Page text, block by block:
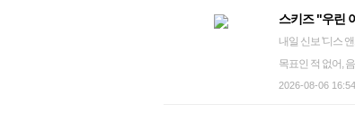
한 계기는 밥이었
는 사람을 떠올렸
요. 그분들의 삶
있던 홍천군이었
서 열리며, 개막작
서울영화센터에서 열린
보인다. EIDF의 유일한 경쟁 섹션 '페스티벌 초이스'에는 예년보다 확대된 12편이 예심을 거쳐 초청됐
다. 올해는 '이미지의 진실성'이라는 담론을 화두로 던진다. 인공지능(AI) 기술의 발전 속에서 다큐멘터
는다. 다만 실제
령한 혐의도 받는
난해 12월 이들
다. 이후 같은 달
스키즈 "우린
내일 신보 '디스
목표인 적 없어, 음악에 집중" 스트레이 키즈 미니앨범 'THIS &
이 키즈가 6일 서
2026-08-06